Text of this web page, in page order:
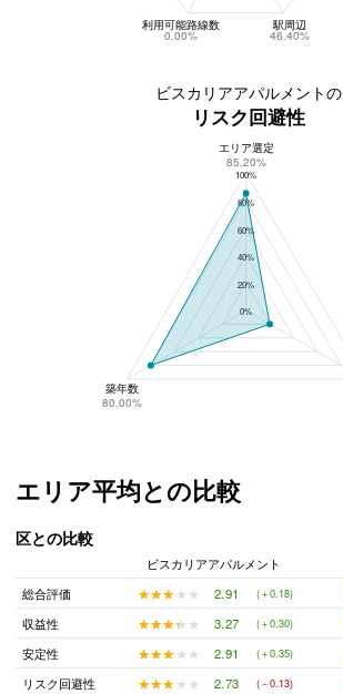
利用可能路線数
0.00%
駅周辺
46.40%
ビスカリアアパルメントの
リスク回避性
ビスカリアアパルメントのリスク回避性
100%
80%
60%
40%
20%
0%
エリア選定
85.20%
築年数
80.00%
エリア平均との比較
区との比較
ビスカリアアパルメント
総合評価
★★★★★
★★★★★ 2.91 (＋0.18)
収益性
★★★★★
★★★★★ 3.27 (＋0.30)
安定性
★★★★★
★★★★★ 2.91 (＋0.35)
リスク回避性
★★★★★
★★★★★ 2.73 (－0.13)